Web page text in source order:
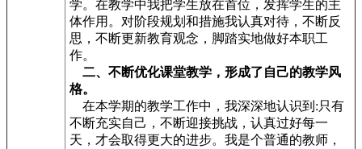
学。在教学中我把学生放在首位，发挥学生的主
体作用。对阶段规划和措施我认真对待，不断反
思，不断更新教育观念，脚踏实地做好本职工
作。
二、不断优化课堂教学，形成了自己的教学风
格。
在本学期的教学工作中，我深深地认识到:只有
不断充实自己，不断迎接挑战，认真过好每一
天，才会取得更大的进步。我是个普通的教师，